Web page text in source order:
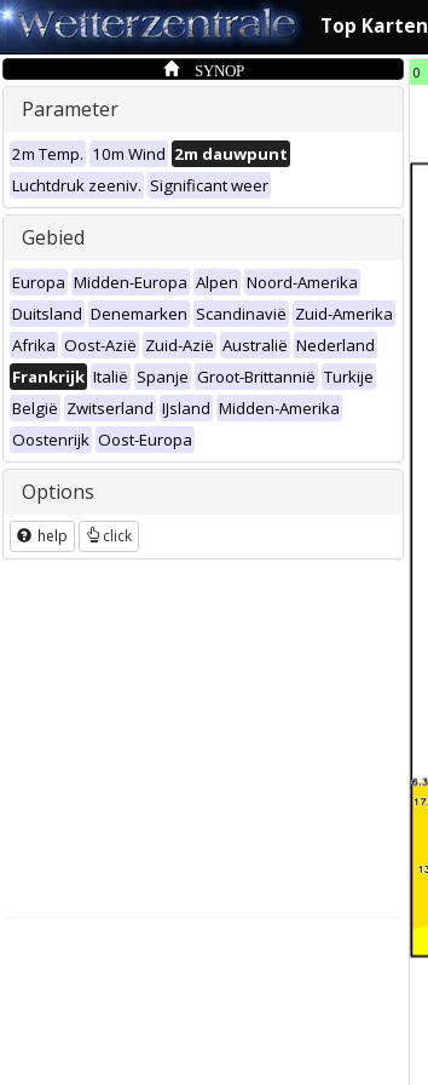
Top Karten
SYNOP
Parameter
2m Temp. 10m Wind 2m dauwpunt
Luchtdruk zeeniv. Significant weer
Gebied
Europa Midden-Europa Alpen Noord-Amerika
Duitsland Denemarken Scandinavië Zuid-Amerika
Afrika Oost-Azië Zuid-Azië Australië Nederland
Frankrijk Italië Spanje Groot-Brittannië Turkije
België Zwitserland IJsland Midden-Amerika
Oostenrijk Oost-Europa
Options
help click
0